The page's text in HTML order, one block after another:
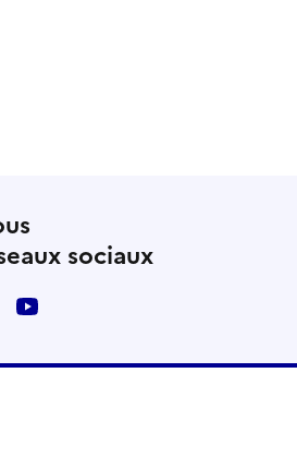
sociaux
linkedin